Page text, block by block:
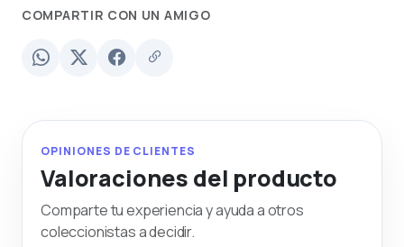
COMPARTIR CON UN AMIGO
OPINIONES DE CLIENTES
Valoraciones del producto
Comparte tu experiencia y ayuda a otros
coleccionistas a decidir.